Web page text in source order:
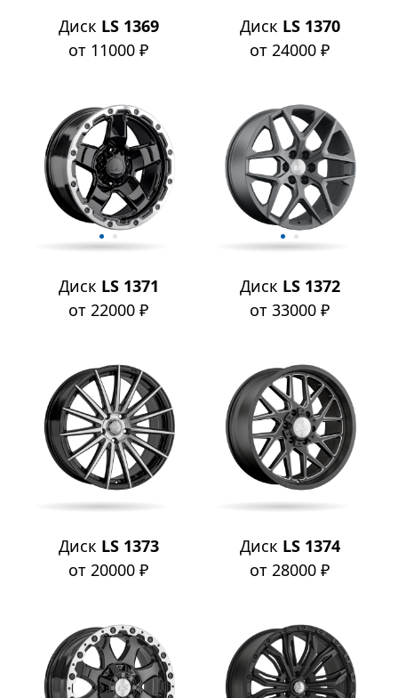
Диск LS 1369
от 11000 ₽
Диск LS 1370
от 24000 ₽
Диск LS 1371
от 22000 ₽
Диск LS 1372
от 33000 ₽
Диск LS 1373
от 20000 ₽
Диск LS 1374
от 28000 ₽